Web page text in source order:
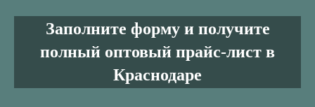
Заполните форму и получите
полный оптовый прайс-лист в
Краснодаре